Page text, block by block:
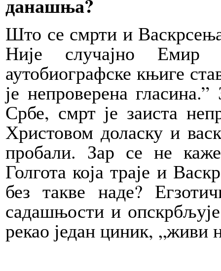
данашња?
Што се смрти и
Није случајно Емир
аутобиографске књиге
је непроверена
Србе, смрт је заиста
Христовом доласку и
пробали. Зар се не
Голгота која траје и
без такве наде?
садашњости и
рекао један циник,